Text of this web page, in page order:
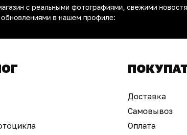
с реальными фотографиями, свежими
в нашем профиле:
Доставка
Самовывоз
Оплата